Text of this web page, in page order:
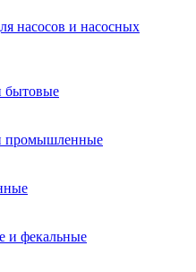
насосов и насосных
бытовые
промышленные
и фекальные